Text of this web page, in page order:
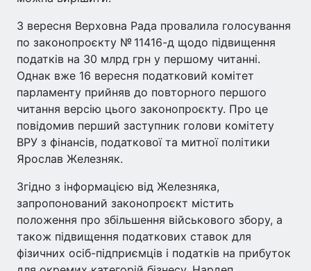
3 вересня Верховна Рада провалила голосування
по законопроєкту № 11416-д щодо підвищення
податків на 30 млрд грн у першому читанні.
Однак вже 16 вересня податковий комітет
парламенту прийняв до повторного першого
читання версію цього законопроєкту. Про це
повідомив перший заступник голови комітету
ВРУ з фінансів, податкової та митної політики
Ярослав Железняк.
Згідно з інформацією від Железняка,
запропонований законопроєкт містить
положення про збільшення військового збору, а
також підвищення податкових ставок для
фізичних осіб-підприємців і податків на прибуток